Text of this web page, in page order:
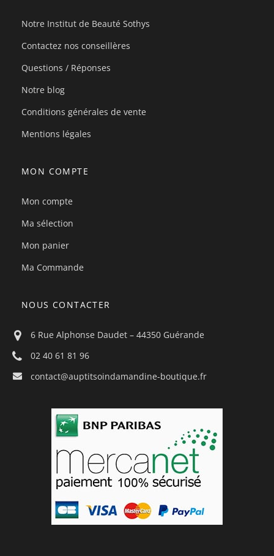
Notre Institut de Beauté Sothys
Contactez nos conseillères
Questions / Réponses
Notre blog
Conditions générales de vente
Mentions légales
MON COMPTE
Mon compte
Ma sélection
Mon panier
Ma Commande
NOUS CONTACTER
6 Rue Alphonse Daudet – 44350 Guérande
02 40 61 81 96
contact@auptitsoindamandine-boutique.fr